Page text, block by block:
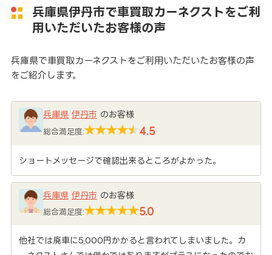
兵庫県伊丹市で車買取カーネクストをご利
用いただいたお客様の声
兵庫県で車買取カーネクストをご利用いただいたお客様の声
をご紹介します。
兵庫県 伊丹市 のお客様
総合満足度: 4.5
ショートメッセージで確認出来るところがよかった。
兵庫県 伊丹市 のお客様
総合満足度: 5.0
他社では廃車に5,000円かかると言われてしまいました。カ